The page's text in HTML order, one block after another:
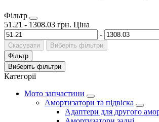
Фільтр
51.21 - 1308.03 грн. Ціна
-
Скасувати
Виберіть фільтри
Фільтр
Виберіть фільтри
Категорії
Мото запчастини
Амортизатори та підвіска
Адаптери для другого